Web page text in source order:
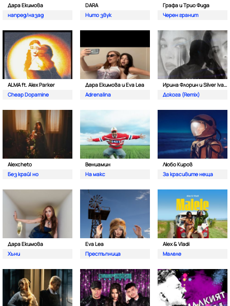
Дара Екимова
напред/назад
DARA
Нито звук
Графа и Трио Фида
Черен гранит
ALMA ft. Alex Parker
Cheap Dopamine
Дара Екимова и Eva Lea
Adrenalina
Ирина Флорин и Silver Ivanov
Докога (Remix)
Alexcheto
Без край| но
Вениамин
На макс
Любо Киров
За красивите неща
Дара Екимова
Хъни
Eva Lea
Престъпница
Alex & Vladi
Малеле